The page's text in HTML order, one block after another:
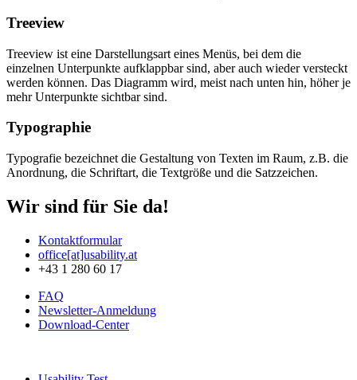
Treeview
Treeview ist eine Darstellungsart eines Menüs, bei dem die
einzelnen Unterpunkte aufklappbar sind, aber auch wieder versteckt
werden können. Das Diagramm wird, meist nach unten hin, höher je
mehr Unterpunkte sichtbar sind.
Typographie
Typografie bezeichnet die Gestaltung von Texten im Raum, z.B. die
Anordnung, die Schriftart, die Textgröße und die Satzzeichen.
Wir sind für Sie da!
Kontaktformular
office[at]usability.at
+43 1 280 60 17
FAQ
Newsletter-Anmeldung
Download-Center